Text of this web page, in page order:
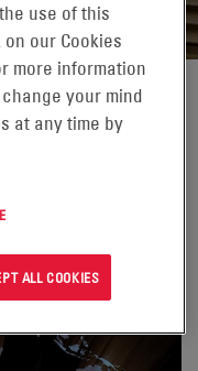
use of this
our Cookies
more information
your mind
at any time by
ALL COOKIES